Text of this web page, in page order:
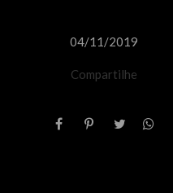
04/11/2019
Compartilhe